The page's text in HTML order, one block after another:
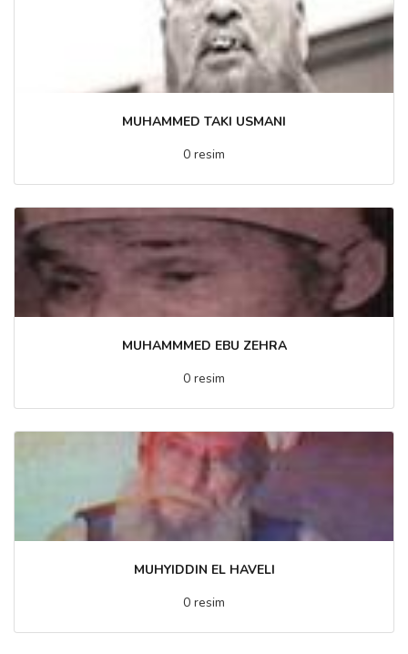
MUHAMMED TAKI USMANI
0 resim
MUHAMMMED EBU ZEHRA
0 resim
MUHYIDDIN EL HAVELI
0 resim